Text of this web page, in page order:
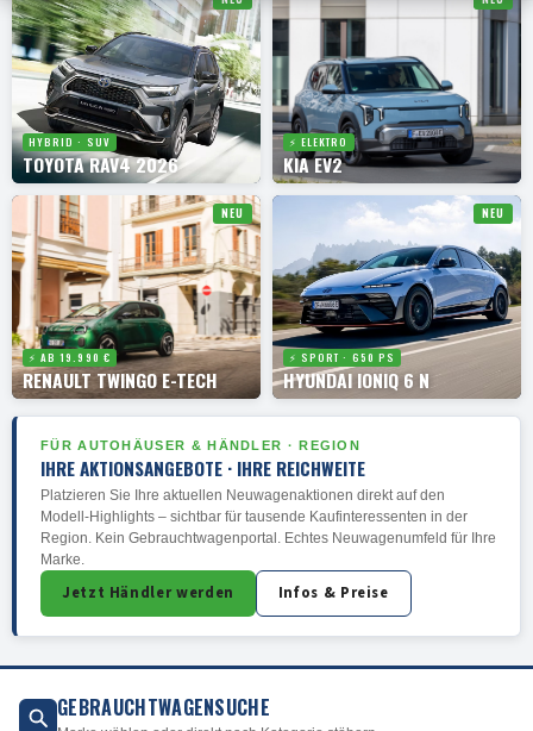
HYBRID · SUV
TOYOTA RAV4 2026
⚡ ELEKTRO
KIA EV2
NEU
⚡ AB 19.990 €
RENAULT TWINGO E-TECH
NEU
⚡ SPORT · 650 PS
HYUNDAI IONIQ 6 N
FÜR AUTOHÄUSER & HÄNDLER · REGION
IHRE AKTIONSANGEBOTE · IHRE REICHWEITE
Platzieren Sie Ihre aktuellen Neuwagenaktionen direkt auf den
Modell-Highlights – sichtbar für tausende Kaufinteressenten in der
Region. Kein Gebrauchtwagenportal. Echtes Neuwagenumfeld für Ihre
Marke.
Jetzt Händler werden Infos & Preise
GEBRAUCHTWAGENSUCHE